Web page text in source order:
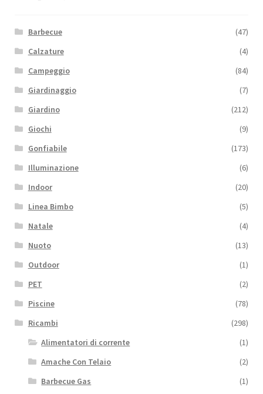
Barbecue
(47)
Calzature
(4)
Campeggio
(84)
Giardinaggio
(7)
Giardino
(212)
Giochi
(9)
Gonfiabile
(173)
Illuminazione
(6)
Indoor
(20)
Linea Bimbo
(5)
Natale
(4)
Nuoto
(13)
Outdoor
(1)
PET
(2)
Piscine
(78)
Ricambi
(298)
Alimentatori di corrente
(1)
Amache Con Telaio
(2)
Barbecue Gas
(1)